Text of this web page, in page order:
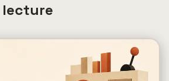
lecture